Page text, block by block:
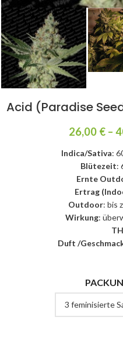
Acid (Paradise
26,00 € –
Indica/Sativa:
Blütezeit:
Ernte
Ertrag
Outdoor: bis
Wirkung:
Duft /